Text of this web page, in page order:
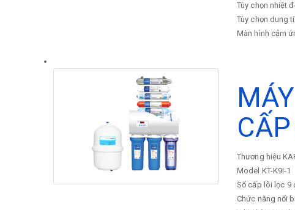
Tùy chọn nhiệt
Tùy chọn dung
Màn hình cảm
Thương hiệu
Model KT-K9I-1
Số cấp lõi lọc 9
Chức năng nổi